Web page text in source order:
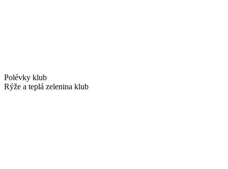
Polévky klub
Rýže a teplá zelenina klub